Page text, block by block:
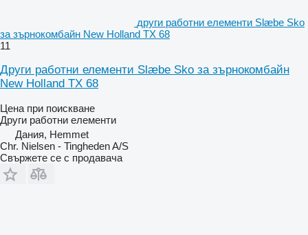
други работни елементи Slæbe Sko
за зърнокомбайн New Holland TX 68
11
Други работни елементи Slæbe Sko за зърнокомбайн
New Holland TX 68
Цена при поискване
Други работни елементи
Дания, Hemmet
Chr. Nielsen - Tingheden A/S
Свържете се с продавача